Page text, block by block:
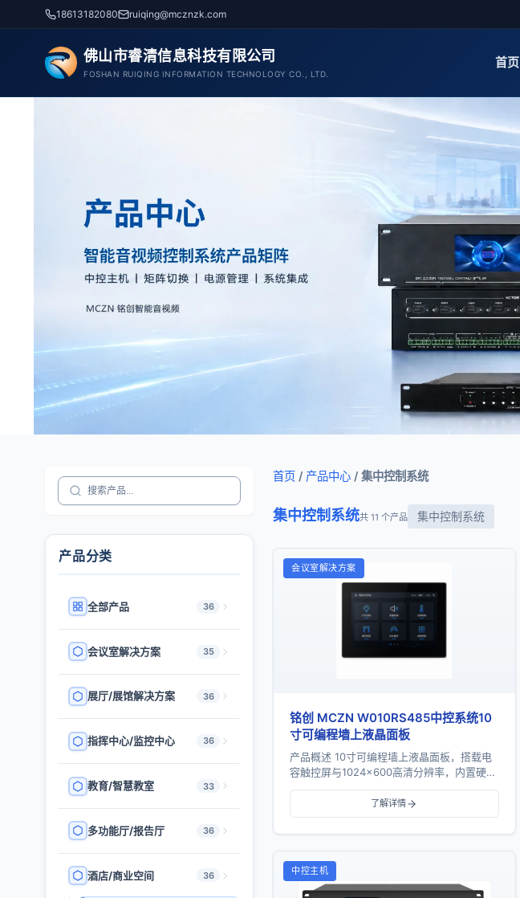
18613182080 ruiqing@mcznzk.com
佛山市睿清信息科技有限公司
FOSHAN RUIQING INFORMATION TECHNOLOGY CO., LTD.
首页
产品分类
全部产品 36
会议室解决方案 35
展厅/展馆解决方案 36
指挥中心/监控中心 36
教育/智慧教室 33
多功能厅/报告厅 36
酒店/商业空间 36
首页 / 产品中心 / 集中控制系统
集中控制系统共 11 个产品 集中控制系统
会议室解决方案
铭创 MCZN W010RS485中控系统10
寸可编程墙上液晶面板
产品概述 10寸可编程墙上液晶面板，搭载电
容触控屏与1024×600高清分辨率，内置硬件
加速引擎。采用无操作系统设计，上电即用、
秒级开机，同时呈现安卓级丝滑动画...
了解详情
中控主机